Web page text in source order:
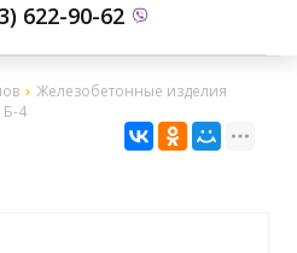
622-90-62
Железобетонные изделия
Б-4